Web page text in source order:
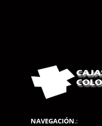
NAVEGACIÓN.: